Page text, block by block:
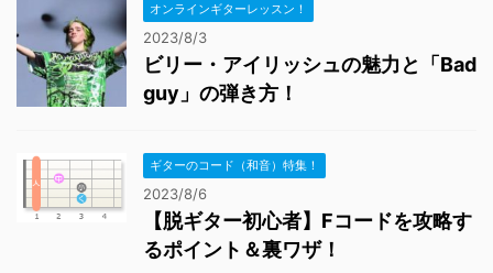
オンラインギターレッスン！
2023/8/3
ビリー・アイリッシュの魅力と「Bad
guy」の弾き方！
ギターのコード（和音）特集！
2023/8/6
【脱ギター初心者】Fコードを攻略す
るポイント＆裏ワザ！